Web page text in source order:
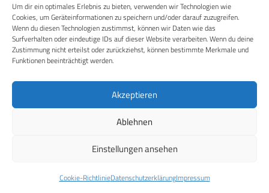
Um dir ein optimales Erlebnis zu bieten, verwenden wir Technologien wie
Cookies, um Geräteinformationen zu speichern und/oder darauf zuzugreifen.
Wenn du diesen Technologien zustimmst, können wir Daten wie das
Surfverhalten oder eindeutige IDs auf dieser Website verarbeiten. Wenn du deine
Zustimmung nicht erteilst oder zurückziehst, können bestimmte Merkmale und
Funktionen beeinträchtigt werden.
Akzeptieren
Ablehnen
Einstellungen ansehen
Cookie-RichtlinieDatenschutzerklärungImpressum
RECHTLICHES
Datenschutzerklärung
Cookie-Richtlinie (EU)
© 2026 CPM GmbH – Alle Rechte vorbehalten